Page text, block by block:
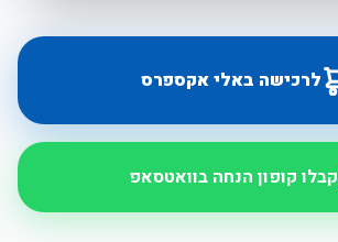
לרכישה באלי אקספרס
קבלו קופון הנחה בוואטסאפ